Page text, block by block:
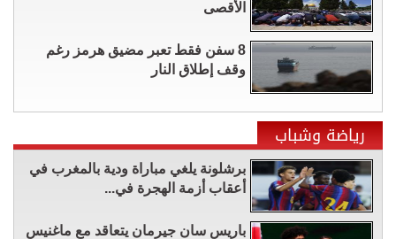
الأقصى
8 سفن فقط تعبر مضيق هرمز رغم
وقف إطلاق النار
رياضة وشباب
برشلونة يلغي مباراة ودية بالمغرب في
أعقاب أزمة الهجرة في...
باريس سان جيرمان يتعاقد مع ماغنيس